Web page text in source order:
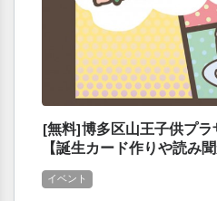
[無料]博多区山王子供プ
【誕生カード作りや読み聞
イベント